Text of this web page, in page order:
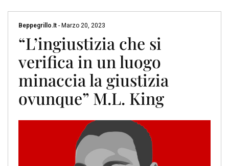
Beppegrillo.it - Marzo 20, 2023
“L’ingiustizia che si
verifica in un luogo
minaccia la giustizia
ovunque” M.L. King